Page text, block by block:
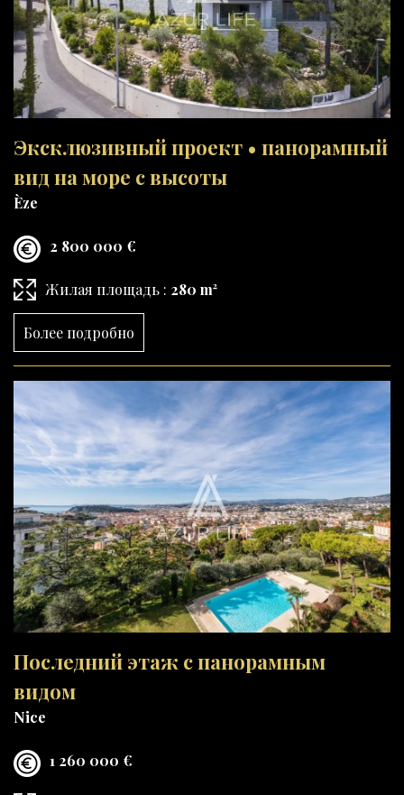
Эксклюзивный проект • панорамный
вид на море с высоты
Èze
2 800 000 €
Жилая площадь : 280 m²
Более подробно
Последний этаж с панорамным
видом
Nice
1 260 000 €